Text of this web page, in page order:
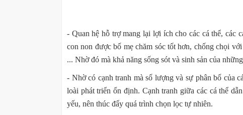
- Quan hệ hỗ trợ mang lại lợi ích cho các cá thể, các
con non được bố mẹ chăm sóc tốt hơn, chống chọi
... Nhờ đó mà khả năng sống sót và sinh sản của
- Nhờ có cạnh tranh mà số lượng và sự phân bố của
loài phát triển ổn định. Cạnh tranh giữa các cá thể
yếu, nên thúc đẩy quá trình chọn lọc tự nhiên.